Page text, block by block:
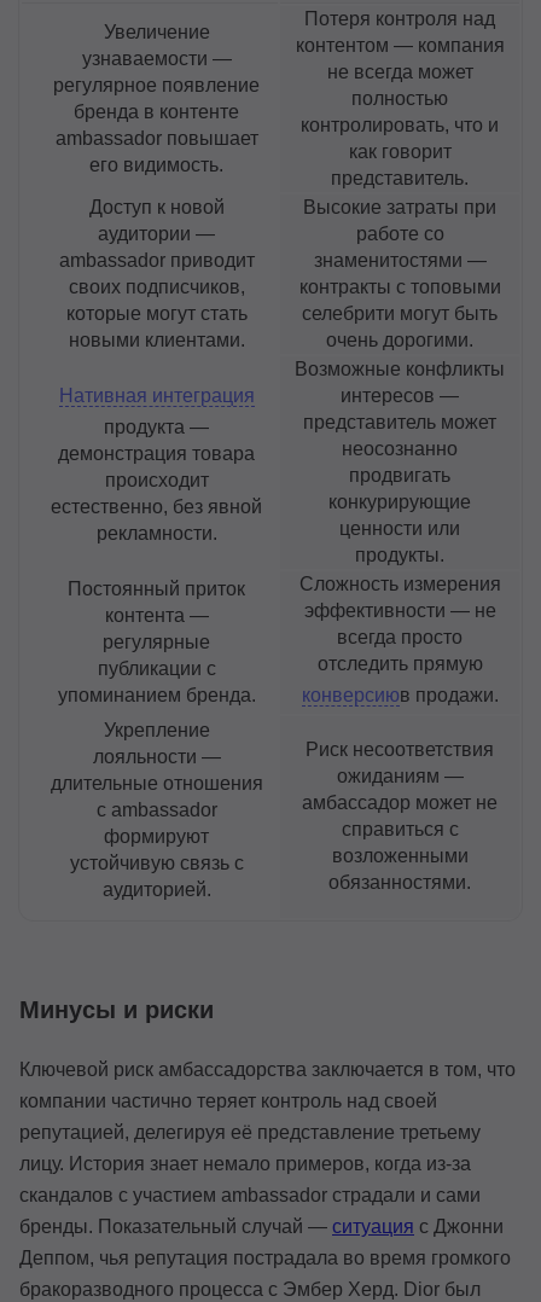
Увеличение
узнаваемости —
регулярное появление
бренда в контенте
ambassador повышает
его видимость.
Потеря контроля над
контентом — компания
не всегда может
полностью
контролировать, что и
как говорит
представитель.
Доступ к новой
аудитории —
ambassador приводит
своих подписчиков,
которые могут стать
новыми клиентами.
Высокие затраты при
работе со
знаменитостями —
контракты с топовыми
селебрити могут быть
очень дорогими.
Нативная интеграция
продукта —
демонстрация товара
происходит
естественно, без явной
рекламности.
Возможные конфликты
интересов —
представитель может
неосознанно
продвигать
конкурирующие
ценности или
продукты.
Постоянный приток
контента —
регулярные
публикации с
упоминанием бренда.
Сложность измерения
эффективности — не
всегда просто
отследить прямую
конверсиюв продажи.
Укрепление
лояльности —
длительные отношения
с ambassador
формируют
устойчивую связь с
аудиторией.
Риск несоответствия
ожиданиям —
амбассадор может не
справиться с
возложенными
обязанностями.
Минусы и риски
Ключевой риск амбассадорства заключается в том, что
компании частично теряет контроль над своей
репутацией, делегируя её представление третьему
лицу. История знает немало примеров, когда из-за
скандалов с участием ambassador страдали и сами
бренды. Показательный случай — ситуация с Джонни
Деппом, чья репутация пострадала во время громкого
бракоразводного процесса с Эмбер Херд. Dior был